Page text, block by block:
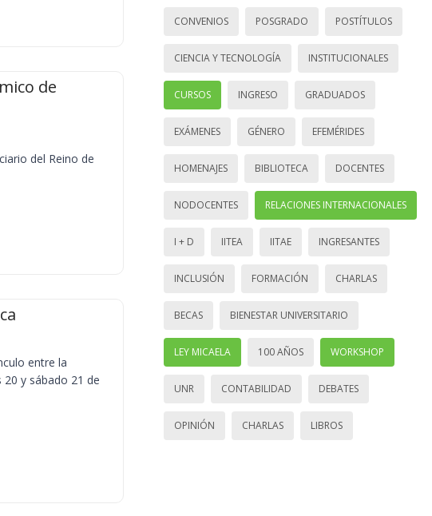
de
del Reino de
entre la
y sábado 21 de
CONVENIOS POSGRADO POSTÍTULOS
CIENCIA Y TECNOLOGÍA INSTITUCIONALES
CURSOS INGRESO GRADUADOS
EXÁMENES GÉNERO EFEMÉRIDES
HOMENAJES BIBLIOTECA DOCENTES
NODOCENTES RELACIONES INTERNACIONALES
I + D IITEA IITAE INGRESANTES
INCLUSIÓN FORMACIÓN CHARLAS
BECAS BIENESTAR UNIVERSITARIO
LEY MICAELA 100 AÑOS WORKSHOP
UNR CONTABILIDAD DEBATES
OPINIÓN CHARLAS LIBROS